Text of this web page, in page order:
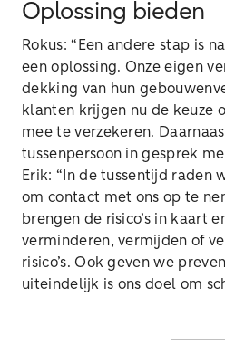
Oplossing bieden
Rokus: “Een andere stap is
een oplossing. Onze eigen
dekking van hun
klanten krijgen nu de keuze
mee te verzekeren.
tussenpersoon in gesprek
Erik: “In de tussentijd raden
om contact met ons op te
brengen de risico’s in kaart
verminderen, vermijden of
risico’s. Ook geven we
uiteindelijk is ons doel om